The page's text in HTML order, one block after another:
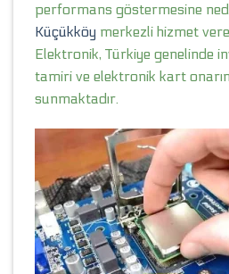
performans göstermesine
Küçükköy merkezli hizmet
Elektronik, Türkiye genelinde
tamiri ve elektronik kart
sunmaktadır.